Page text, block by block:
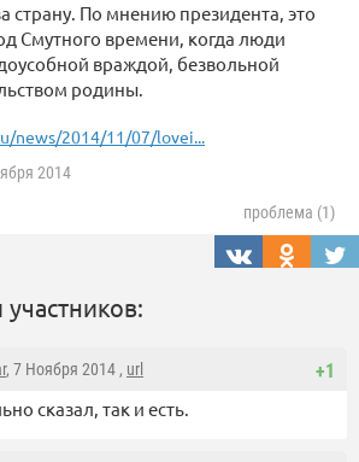
страну. По мнению президента, это
Смутного времени, когда люди
враждой, безвольной
родины.
news/2014/11/07/lovei...
2014
проблема (1)
+1
, 7 Ноября 2014 , url
сказал, так и есть.